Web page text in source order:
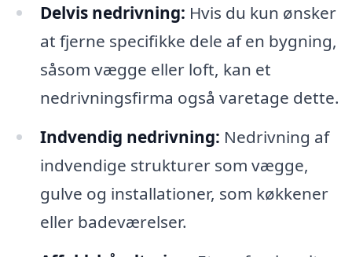
Delvis nedrivning: Hvis du kun ønsker
at fjerne specifikke dele af en bygning,
såsom vægge eller loft, kan et
nedrivningsfirma også varetage dette.
Indvendig nedrivning: Nedrivning af
indvendige strukturer som vægge,
gulve og installationer, som køkkener
eller badeværelser.